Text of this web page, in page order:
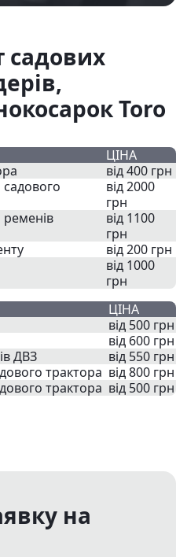
садових
Toro
ЦІНА
від 400 грн
від 2000
грн
ременів
від 1100
грн
від 200 грн
від 1000
грн
ЦІНА
від 500 грн
від 600 грн
ДВЗ
від 550 грн
трактора від 800 грн
трактора від 500 грн
на